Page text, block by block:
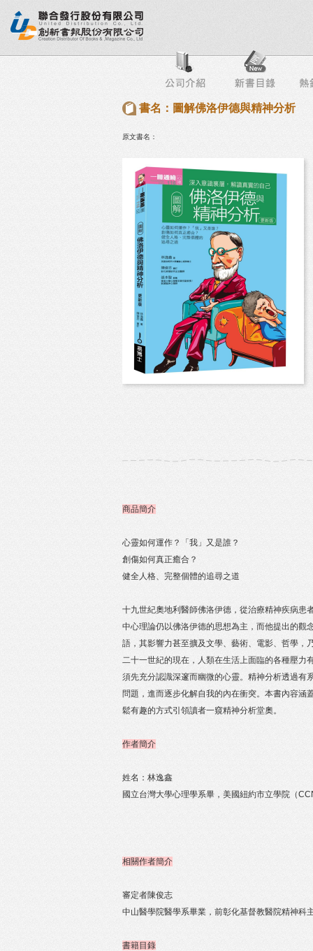
榜 出版社專區 書店專區 目錄下載 會員服務
書名：圖解佛洛伊德與精神分析
原文書名：
商品簡介
心靈如何運作？「我」又是誰？
創傷如何真正癒合？
健全人格、完整個體的追尋之道
十九世紀奧地利醫師佛洛伊德，從治療精神疾病患
中心理論仍以佛洛伊德的思想為主，而他提出的觀
語，其影響力甚至擴及文學、藝術、電影、哲學，
二十一世紀的現在，人類在生活上面臨的各種壓力
須先充分認識深邃而幽微的心靈。精神分析透過有
問題，進而逐步化解自我的內在衝突。本書內容
鬆有趣的方式引領讀者一窺精神分析堂奧。
作者簡介
姓名：林逸鑫
國立台灣大學心理學系畢，美國紐約市立學院（
相關作者簡介
審定者陳俊志
中山醫學院醫學系畢業，前彰化基督教醫院精神科
書籍目錄